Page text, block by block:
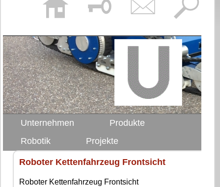
Unternehmen
Produkte
Robotik
Projekte
Roboter Kettenfahrzeug Frontsicht
Roboter Kettenfahrzeug Frontsicht